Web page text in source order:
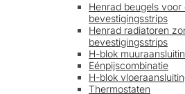
Henrad beugels voor
bevestigingsstrips
Henrad radiatoren
bevestigingsstrips
H-blok
Eénpijscombinatie
H-blok
Thermostaten